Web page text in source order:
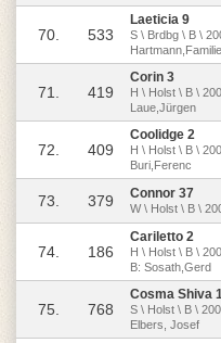
70. 533
Laeticia 9
S \ Brdbg \ B \
Hartmann,Familie
71. 419
Corin 3
H \ Holst \ B \
Laue,Jürgen
72. 409
Coolidge 2
H \ Holst \ B \
Buri,Ferenc
73. 379 Connor 37
W \ Holst \ B \
74. 186
Cariletto 2
H \ Holst \ B \
B: Sosath,Gerd
75. 768
Cosma Shiva
S \ Holst \ B \
Elbers, Josef